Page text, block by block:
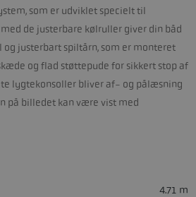
som er udviklet specielt til
de justerbare kølruller giver din båd
justerbart spiltårn, som er monteret
og flad støttepude for sikkert stop af
lygtekonsoller bliver af- og pålæsning
på billedet kan være vist med
4.71 m